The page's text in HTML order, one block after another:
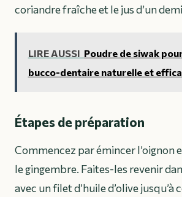
coriandre fraîche et le jus d’un
LIRE AUSSI Poudre de siwak
bucco-dentaire naturelle et
Étapes de préparation
Commencez par émincer l’oignon
le gingembre. Faites-les revenir
avec un filet d’huile d’olive jusqu’à